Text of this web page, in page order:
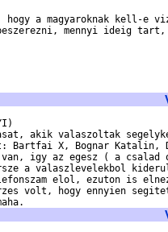
hogy a magyaroknak kell-e
mennyi ideig
akik valaszoltak
Bartfai X, Bognar Katalin,
igy az egesz ( a csalad
a valaszlevelekbol
elol, ezuton is
volt, hogy ennyien